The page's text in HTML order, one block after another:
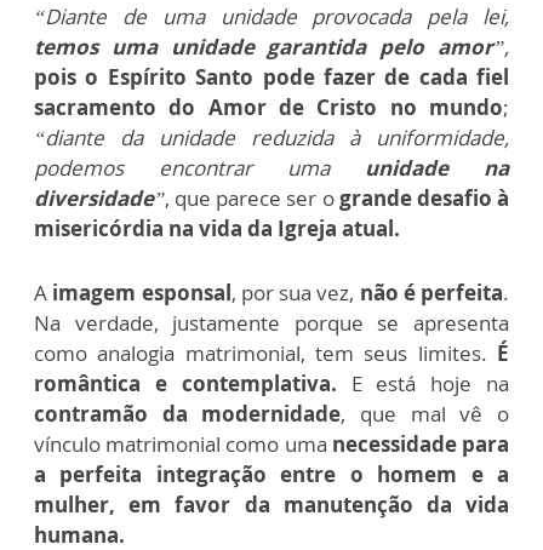
“Diante de uma unidade provocada pela lei,
temos uma unidade garantida pelo amor”,
pois o Espírito Santo pode fazer de cada fiel
sacramento do Amor de Cristo no mundo;
“diante da unidade reduzida à uniformidade,
podemos encontrar uma unidade na
diversidade”, que parece ser ogrande desafio à
misericórdia na vida da Igreja atual.
A imagem esponsal, por sua vez, não é perfeita.
Na verdade, justamente porque se apresenta
como analogia matrimonial, tem seus limites. É
romântica e contemplativa. E está hoje na
contramão da modernidade, que mal vê o
vínculo matrimonial como uma necessidade para
a perfeita integração entre o homem e a
mulher, em favor da manutenção da vida
humana.